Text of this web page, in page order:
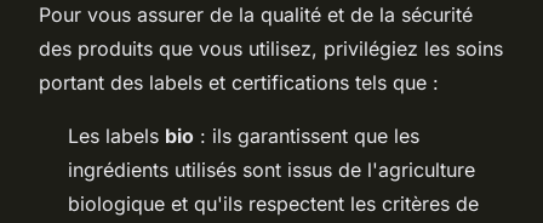
Pour vous assurer de la qualité et de la sécurité
des produits que vous utilisez, privilégiez les soins
portant des labels et certifications tels que :
Les labels bio : ils garantissent que les
ingrédients utilisés sont issus de l'agriculture
biologique et qu'ils respectent les critères de